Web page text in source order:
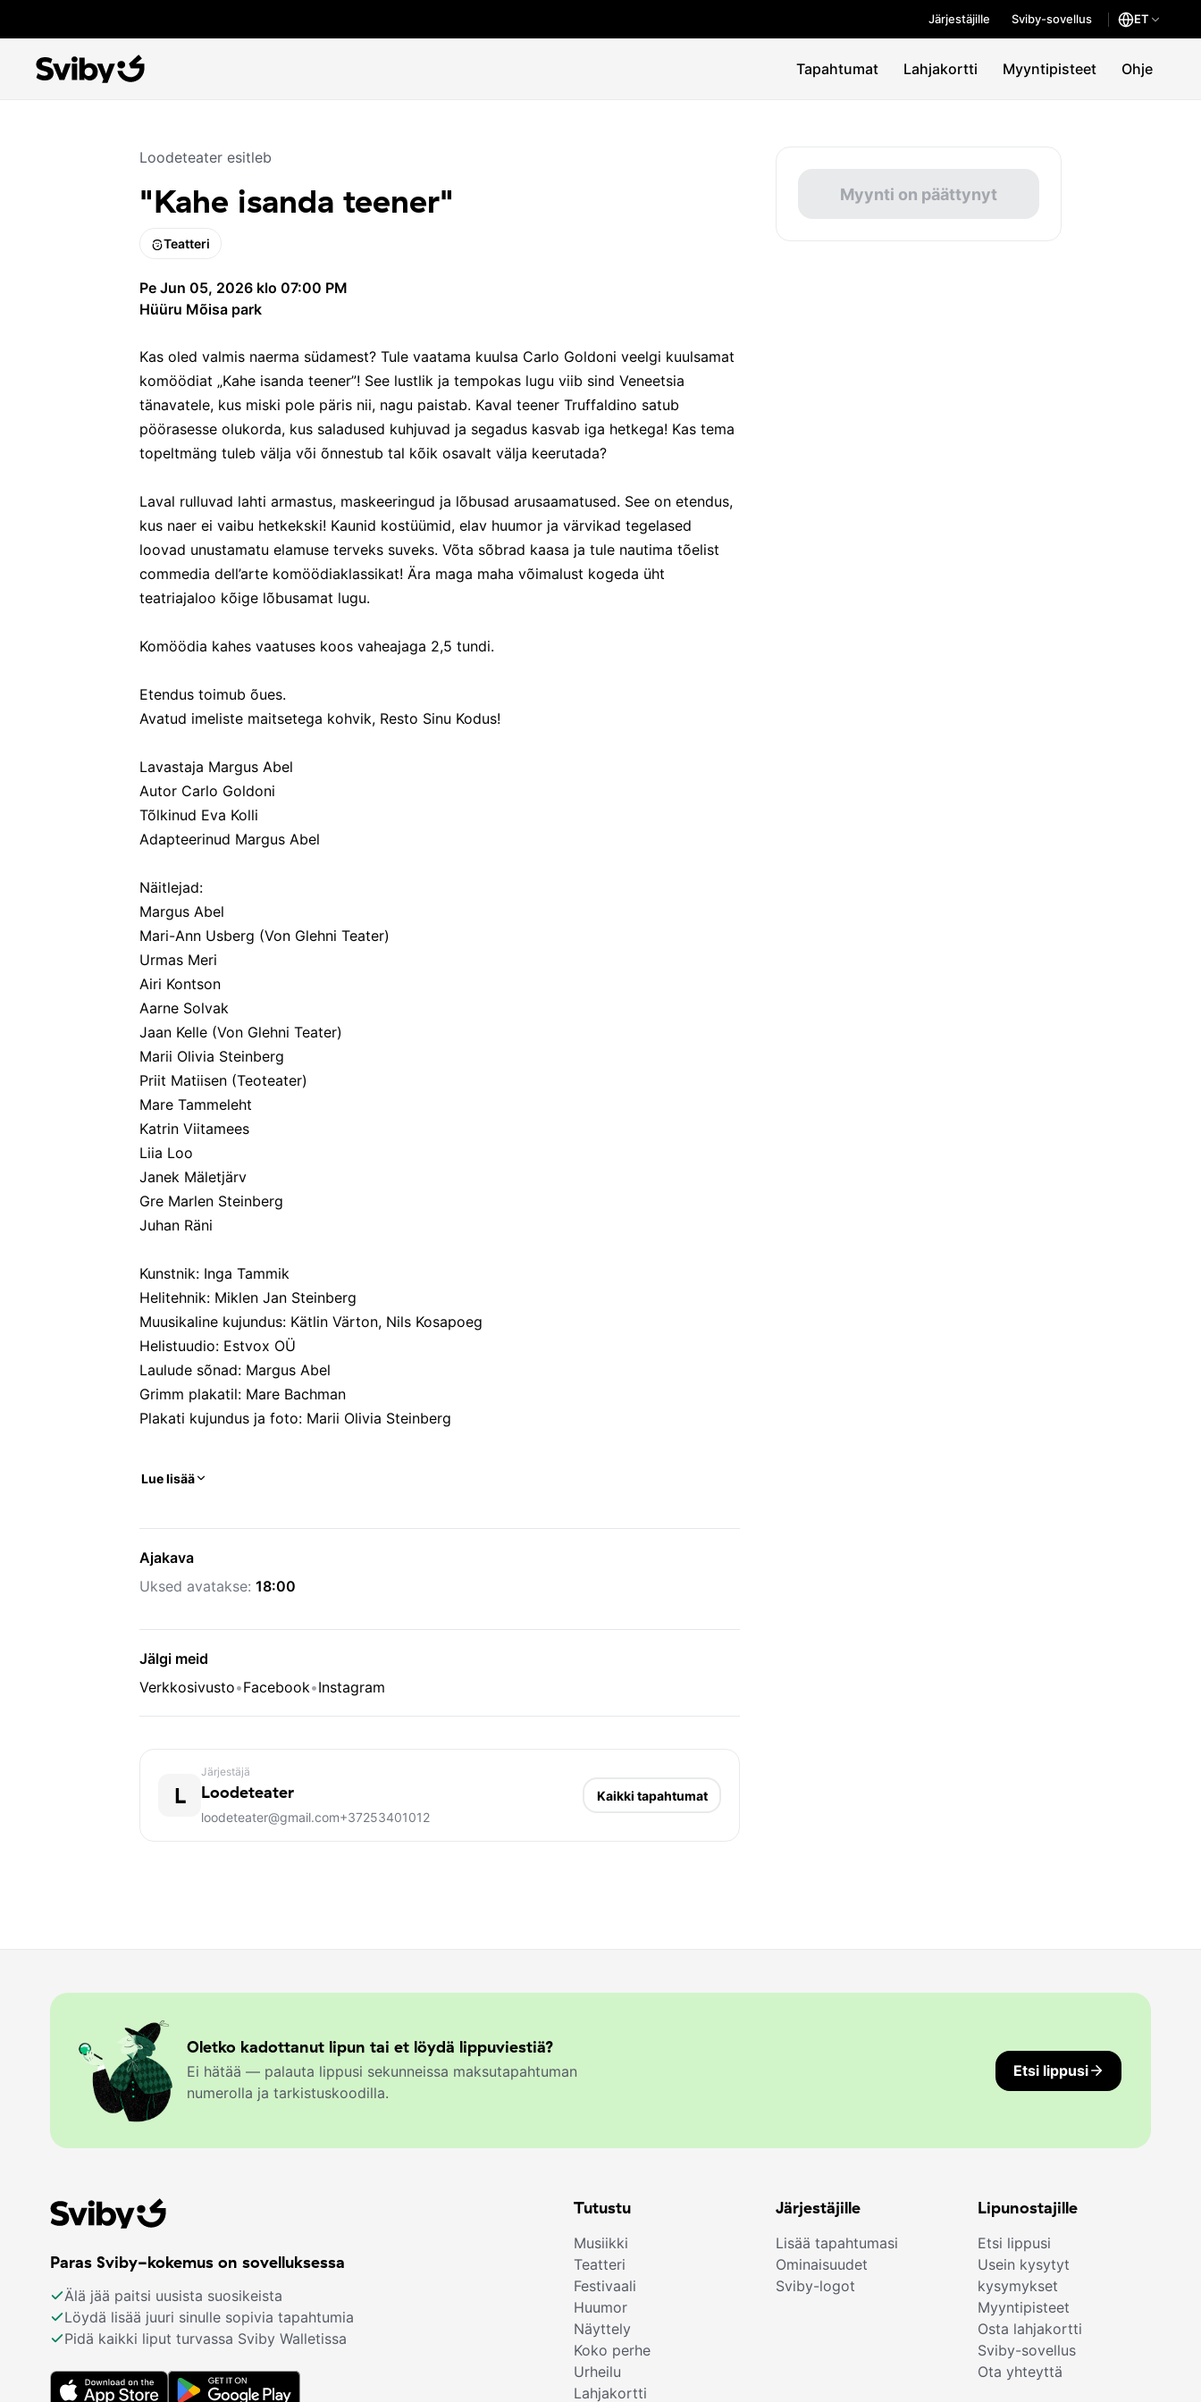
Järjestäjille Sviby-sovellus ET
Tapahtumat Lahjakortti Myyntipisteet Ohje
Loodeteater esitleb
"Kahe isanda teener"
Teatteri
Pe Jun 05, 2026 klo 07:00 PM
Hüüru Mõisa park
Kas oled valmis naerma südamest? Tule vaatama kuulsa Carlo Goldoni veelgi kuulsamat
komöödiat „Kahe isanda teener”! See lustlik ja tempokas lugu viib sind Veneetsia
tänavatele, kus miski pole päris nii, nagu paistab. Kaval teener Truffaldino satub
pöörasesse olukorda, kus saladused kuhjuvad ja segadus kasvab iga hetkega! Kas tema
topeltmäng tuleb välja või õnnestub tal kõik osavalt välja keerutada?
Laval rulluvad lahti armastus, maskeeringud ja lõbusad arusaamatused. See on etendus,
kus naer ei vaibu hetkekski! Kaunid kostüümid, elav huumor ja värvikad tegelased
loovad unustamatu elamuse terveks suveks. Võta sõbrad kaasa ja tule nautima tõelist
commedia dell’arte komöödiaklassikat! Ära maga maha võimalust kogeda üht
teatriajaloo kõige lõbusamat lugu.
Komöödia kahes vaatuses koos vaheajaga 2,5 tundi.
Etendus toimub õues.
Avatud imeliste maitsetega kohvik, Resto Sinu Kodus!
Lavastaja Margus Abel
Autor Carlo Goldoni
Tõlkinud Eva Kolli
Adapteerinud Margus Abel
Näitlejad:
Margus Abel
Mari-Ann Usberg (Von Glehni Teater)
Urmas Meri
Airi Kontson
Aarne Solvak
Jaan Kelle (Von Glehni Teater)
Marii Olivia Steinberg
Priit Matiisen (Teoteater)
Mare Tammeleht
Katrin Viitamees
Liia Loo
Janek Mäletjärv
Gre Marlen Steinberg
Juhan Räni
Kunstnik: Inga Tammik
Helitehnik: Miklen Jan Steinberg
Muusikaline kujundus: Kätlin Värton, Nils Kosapoeg
Helistuudio: Estvox OÜ
Laulude sõnad: Margus Abel
Grimm plakatil: Mare Bachman
Plakati kujundus ja foto: Marii Olivia Steinberg
Lue lisää
Ajakava
Uksed avatakse: 18:00
Jälgi meid
Verkkosivusto•Facebook•Instagram
L
Järjestäjä
Loodeteater
loodeteater@gmail.com+37253401012
Kaikki tapahtumat
Myynti on päättynyt
Oletko kadottanut lipun tai et löydä lippuviestiä?
Ei hätää — palauta lippusi sekunneissa maksutapahtuman
numerolla ja tarkistuskoodilla.
Etsi lippusi
Paras Sviby-kokemus on sovelluksessa
Älä jää paitsi uusista suosikeista
Löydä lisää juuri sinulle sopivia tapahtumia
Pidä kaikki liput turvassa Sviby Walletissa
Tutustu
Musiikki
Teatteri
Festivaali
Huumor
Näyttely
Koko perhe
Urheilu
Lahjakortti
Järjestäjille
Lisää tapahtumasi
Ominaisuudet
Sviby-logot
Lipunostajille
Etsi lippusi
Usein kysytyt
kysymykset
Myyntipisteet
Osta lahjakortti
Sviby-sovellus
Ota yhteyttä